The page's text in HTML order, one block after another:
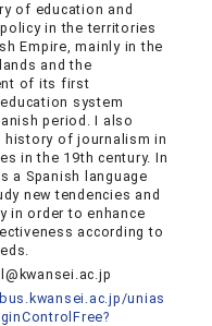
of education and
in the territories
Empire, mainly in the
and the
of its first
system
period. I also
history of journalism in
in the 19th century. In
a Spanish language
new tendencies and
in order to enhance
according to
unias